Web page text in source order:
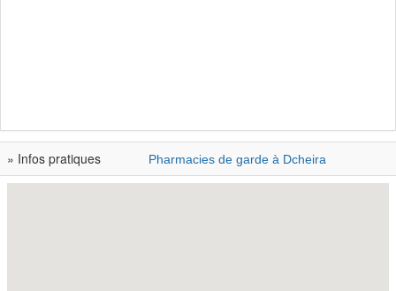
» Infos pratiques Pharmacies de garde à Dcheira